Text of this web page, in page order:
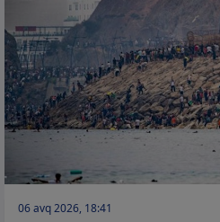
06 avq 2026, 18:41